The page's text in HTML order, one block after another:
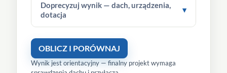
Doprecyzuj wynik — dach, urządzenia,
dotacja
▾
OBLICZ I PORÓWNAJ
Wynik jest orientacyjny — finalny projekt wymaga